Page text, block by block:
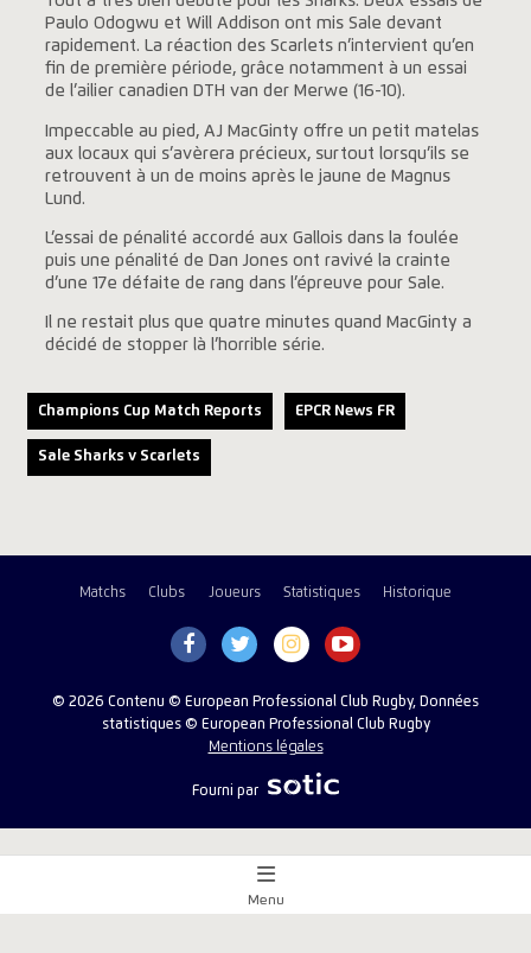
Paulo Odogwu et Will Addison ont mis Sale devant
rapidement. La réaction des Scarlets n’intervient qu’en
fin de première période, grâce notamment à un essai
de l’ailier canadien DTH van der Merwe (16-10).
Impeccable au pied, AJ MacGinty offre un petit matelas
aux locaux qui s’avèrera précieux, surtout lorsqu’ils se
retrouvent à un de moins après le jaune de Magnus
Lund.
L’essai de pénalité accordé aux Gallois dans la foulée
puis une pénalité de Dan Jones ont ravivé la crainte
d’une 17e défaite de rang dans l’épreuve pour Sale.
Il ne restait plus que quatre minutes quand MacGinty a
décidé de stopper là l’horrible série.
Champions Cup Match Reports EPCR News FR
Sale Sharks v Scarlets
Matchs Clubs Joueurs Statistiques Historique
© 2026 Contenu © European Professional Club Rugby, Données
statistiques © European Professional Club Rugby
Mentions légales
Fourni par
Aperçu
Menu